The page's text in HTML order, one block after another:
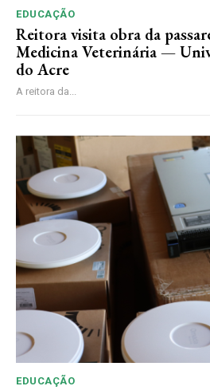
EDUCAÇÃO
Reitora visita obra da
Medicina Veterinária —
do Acre
A reitora da...
EDUCAÇÃO